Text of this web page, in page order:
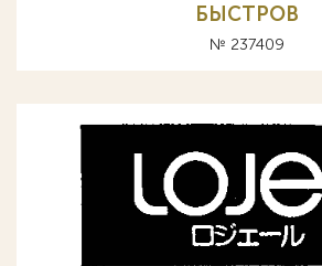
БЫСТРОВ
№ 237409